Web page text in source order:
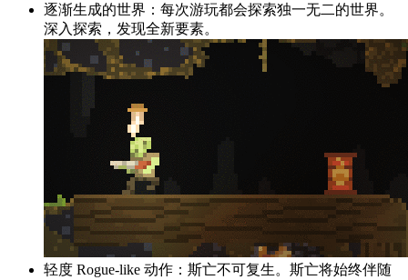
逐渐生成的世界：每次游玩都会探索独一无二的世界。
深入探索，发现全新要素。
轻度 Rogue-like 动作：斯亡不可复生。斯亡将始终伴随